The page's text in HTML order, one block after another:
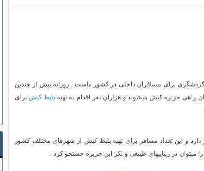
برای مسافران داخلی در کشور ماست . روزانه بیش از چندین
راهی جزیره کیش میشوند و هزاران نفر اقدام به تهیه بلیط کیش برای
دارد و این تعداد مسافر برای تهیه بلیط کیش از شهرهای مختلف کشور
میتوان در زیباییهای طبیعی و بکر این جزیره جستجو کرد .